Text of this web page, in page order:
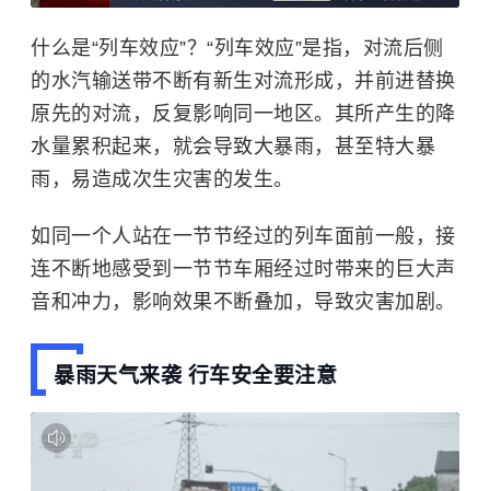
什么是“列车效应”？“列车效应”是指，对流后侧
的水汽输送带不断有新生对流形成，并前进替换
原先的对流，反复影响同一地区。其所产生的降
水量累积起来，就会导致大暴雨，甚至特大暴
雨，易造成次生灾害的发生。
如同一个人站在一节节经过的列车面前一般，接
连不断地感受到一节节车厢经过时带来的巨大声
音和冲力，影响效果不断叠加，导致灾害加剧。
暴雨天气来袭 行车安全要注意